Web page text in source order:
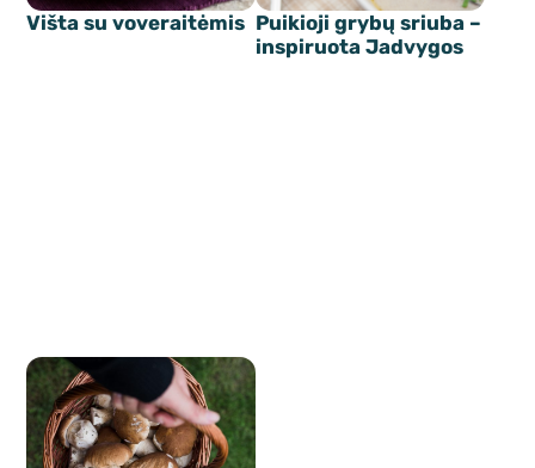
Višta su voveraitėmis Puikioji grybų sriuba –
inspiruota Jadvygos